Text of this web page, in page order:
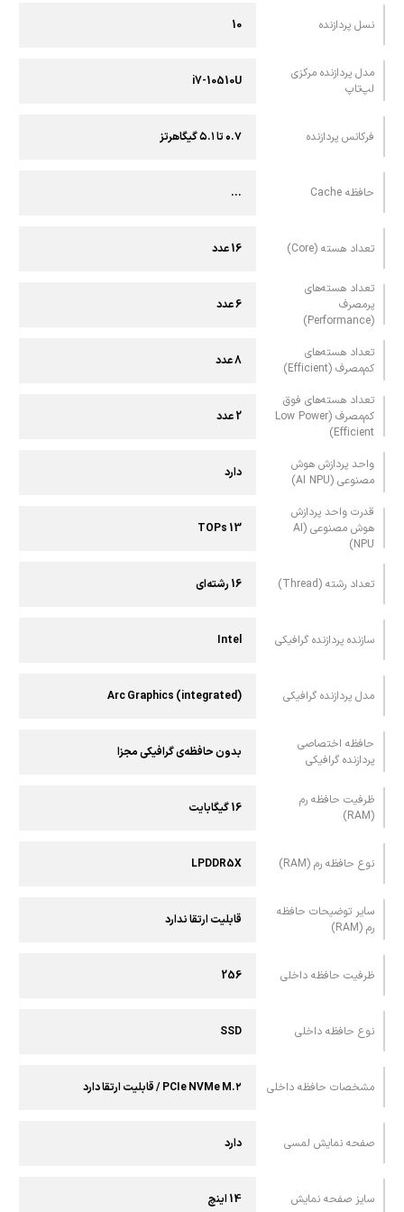
نسل پردازنده 10
مدل پردازنده مرکزی
لپ‌تاپ
i7-10510U
فرکانس پردازنده ۰.۷ تا ۵.۱ گیگاهرتز
حافظه Cache ...
تعداد هسته (Core) 16 عدد
تعداد هسته‌های
پرمصرف
(Performance)
6 عدد
تعداد هسته‌های
کم‌مصرف (Efficient)
8 عدد
تعداد هسته‌های فوق
کم‌مصرف (Low Power
Efficient)
2 عدد
واحد پردازش هوش
مصنوعی (AI NPU)
دارد
قدرت واحد پردازش
هوش مصنوعی (AI
NPU)
13 TOPs
تعداد رشته (Thread) 16 رشته‌ای
سازنده پردازنده گرافیکی Intel
مدل پردازنده گرافیکی Arc Graphics (integrated)
حافظه اختصاصی
پردازنده گرافیکی
بدون حافظه‌ی گرافیکی مجزا
ظرفیت حافظه رم
(RAM)
16 گیگابایت
نوع حافظه رم (RAM) LPDDR5X
سایر توضیحات حافظه
رم (RAM)
قابلیت ارتقا ندارد
ظرفیت حافظه داخلی 256
نوع حافظه داخلی SSD
مشخصات حافظه داخلی PCIe NVMe M.۲ / قابلیت ارتقا دارد
صفحه نمایش لمسی دارد
سایز صفحه نمایش 14 اینچ